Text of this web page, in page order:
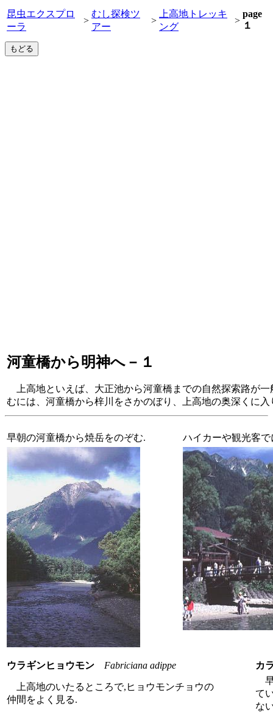
昆虫エクスプロ
ーラ
>
むし探検ツ
アー
>
上高地トレッキ
ング
>
page
１
河童橋から明神へ－１
上高地といえば、大正池から河童橋までの自然探索路が
むには、河童橋から梓川をさかのぼり、上高地の奥深くに
早朝の河童橋から焼岳をのぞむ. ハイカーや観光客
ウラギンヒョウモン Fabriciana adippe カ
上高地のいたるところで,ヒョウモンチョウの
仲間をよく見る.
早
て
な